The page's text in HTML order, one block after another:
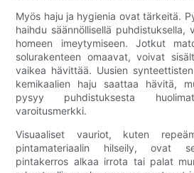
Myös haju ja hygienia ovat tärkeitä.
haihdu säännöllisellä
homeen imeytymiseen. Jotkut
solurakenteen omaavat, voivat
vaikea hävittää. Uusien
kemikaalien haju saattaa hävitä,
pysyy puhdistuksesta
varoitusmerkki.
Visuaaliset vauriot, kuten
pintamateriaalin hilseily, ovat
pintakerros alkaa irrota tai palat